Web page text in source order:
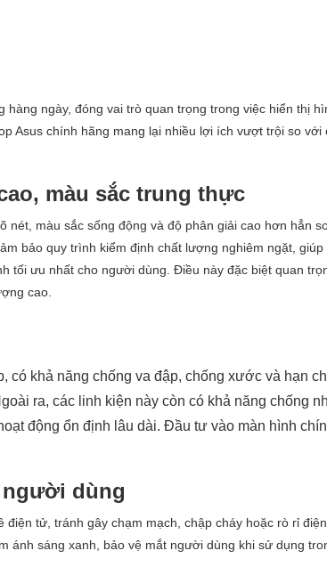
ngày, đóng vai trò quan trọng trong việc hiển thị
Asus chính hãng mang lại nhiều lợi ích vượt trội so với
màu sắc trung thực
màu sắc sống động và độ phân giải cao hơn hẳn
bảo quy trình kiểm định chất lượng nghiêm ngặt, giúp
tối ưu nhất cho người dùng. Điều này đặc biệt quan
cao.
có khả năng chống va đập, chống xước và hạn
ra, các linh kiện này còn có khả năng chống
động ổn định lâu dài. Đầu tư vào màn hình
dùng
tử, tránh gây chạm mạch, chập cháy hoặc rò rỉ điện
sáng xanh, bảo vệ mắt người dùng khi sử dụng